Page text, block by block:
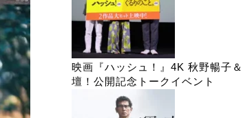
映画『ハッシュ！』4K 秋野暢子
壇！公開記念トークイベント